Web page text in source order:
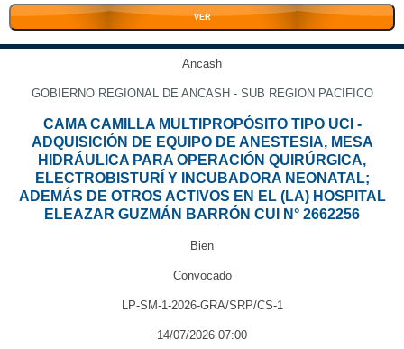
VER
Ancash
GOBIERNO REGIONAL DE ANCASH - SUB REGION PACIFICO
CAMA CAMILLA MULTIPROPÓSITO TIPO UCI -
ADQUISICIÓN DE EQUIPO DE ANESTESIA, MESA
HIDRÁULICA PARA OPERACIÓN QUIRÚRGICA,
ELECTROBISTURÍ Y INCUBADORA NEONATAL;
ADEMÁS DE OTROS ACTIVOS EN EL (LA) HOSPITAL
ELEAZAR GUZMÁN BARRÓN CUI N° 2662256
Bien
Convocado
LP-SM-1-2026-GRA/SRP/CS-1
14/07/2026 07:00